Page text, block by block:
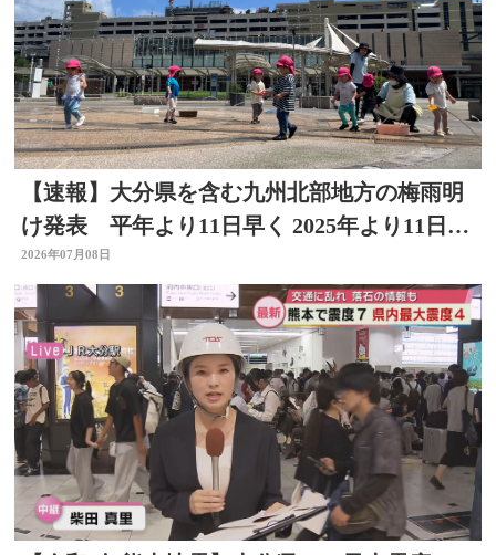
【速報】大分県を含む九州北部地方の梅雨明
け発表 平年より11日早く 2025年より11日遅
い
2026年07月08日